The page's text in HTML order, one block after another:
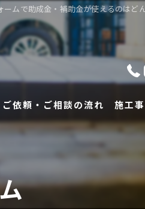
ームで助成金・補助金が使えるのは
ご依頼・ご相談の流れ 施工